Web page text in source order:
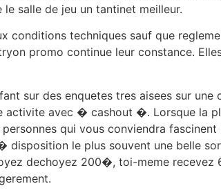
salle de jeu un tantinet meilleur.
conditions techniques sauf que
promo continue leur constance.
sur des enquetes tres aisees sur
activite avec � cashout �. Lorsque la
qui vous conviendra
disposition le plus souvent une belle
dechoyez 200�, toi-meme